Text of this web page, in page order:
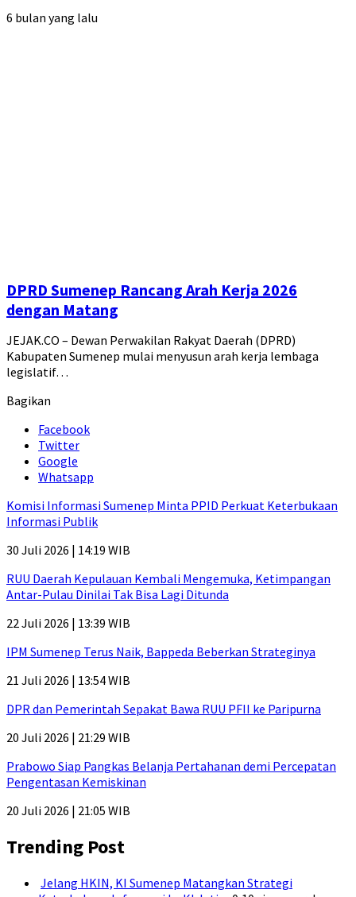
6 bulan yang lalu
DPRD Sumenep Rancang Arah Kerja 2026
dengan Matang
JEJAK.CO – Dewan Perwakilan Rakyat Daerah (DPRD)
Kabupaten Sumenep mulai menyusun arah kerja lembaga
legislatif…
Bagikan
Facebook
Twitter
Google
Whatsapp
Komisi Informasi Sumenep Minta PPID Perkuat Keterbukaan
Informasi Publik
30 Juli 2026 | 14:19 WIB
RUU Daerah Kepulauan Kembali Mengemuka, Ketimpangan
Antar-Pulau Dinilai Tak Bisa Lagi Ditunda
22 Juli 2026 | 13:39 WIB
IPM Sumenep Terus Naik, Bappeda Beberkan Strateginya
21 Juli 2026 | 13:54 WIB
DPR dan Pemerintah Sepakat Bawa RUU PFII ke Paripurna
20 Juli 2026 | 21:29 WIB
Prabowo Siap Pangkas Belanja Pertahanan demi Percepatan
Pengentasan Kemiskinan
20 Juli 2026 | 21:05 WIB
Trending Post
Jelang HKIN, KI Sumenep Matangkan Strategi